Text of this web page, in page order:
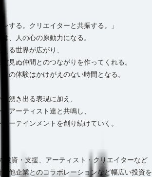
ンする。クリエイターと共振する。」
、人の心の原動力になる。
る世界が広がり、
見ぬ仲間とのつながりを作ってくれる。
の体験はかけがえのない時間となる。
湧き出る表現に加え、
アーティスト達と共鳴し、
ーテインメントを創り続けていく。
投資・支援、アーティスト・クリエイターなど
他企業とのコラボレーションなど幅広い投資を